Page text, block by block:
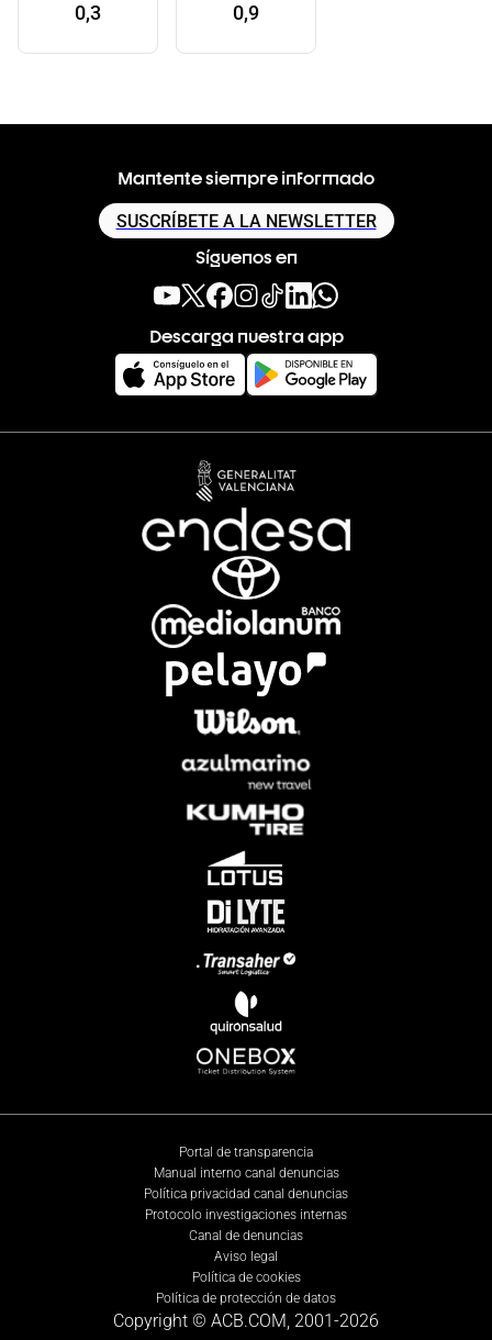
0,3 0,9
Mantente siempre informado
SUSCRÍBETE A LA NEWSLETTER
Síguenos en
Descarga nuestra app
Portal de transparencia
Manual interno canal denuncias
Política privacidad canal denuncias
Protocolo investigaciones internas
Canal de denuncias
Aviso legal
Política de cookies
Política de protección de datos
Copyright © ACB.COM, 2001-2026